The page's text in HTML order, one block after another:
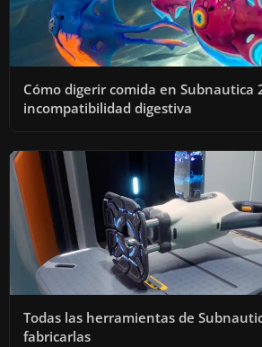
Cómo digerir comida en Subnautica
incompatibilidad digestiva
Todas las herramientas de
fabricarlas